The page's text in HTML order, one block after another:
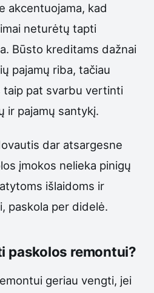
akcentuojama, kad
neturėtų tapti
Būsto kreditams dažnai
pajamų riba, tačiau
taip pat svarbu vertinti
ir pajamų santykį.
dar atsargesne
įmokos nelieka pinigų
išlaidoms ir
paskola per didelė.
paskolos remontui?
geriau vengti, jei